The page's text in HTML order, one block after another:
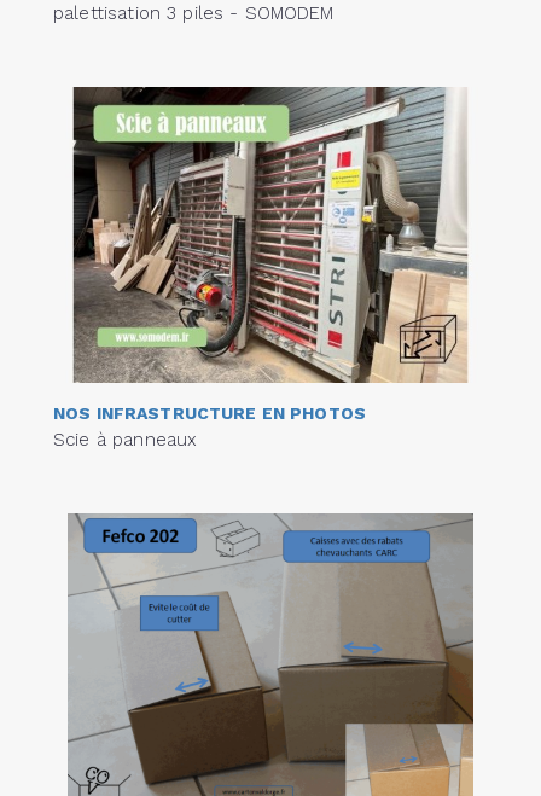
palettisation 3 piles - SOMODEM
NOS INFRASTRUCTURE EN PHOTOS
Scie à panneaux